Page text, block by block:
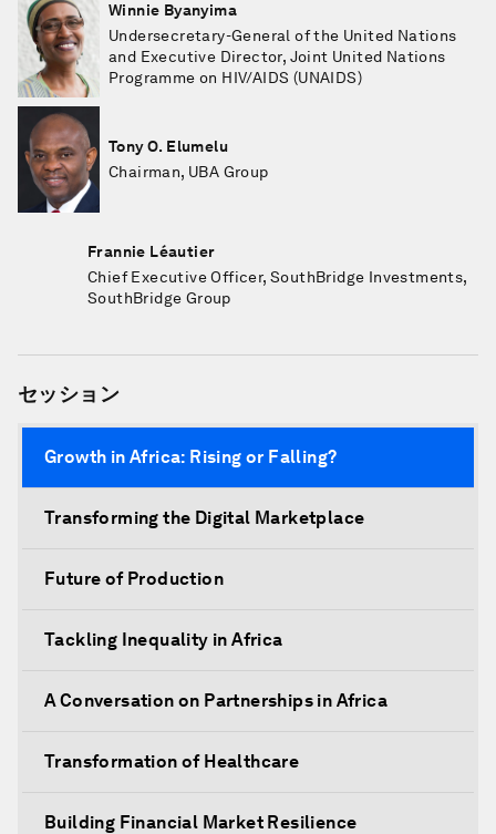
Winnie Byanyima
Undersecretary-General of the United Nations
and Executive Director, Joint United Nations
Programme on HIV/AIDS (UNAIDS)
Tony O. Elumelu
Chairman, UBA Group
Frannie Léautier
Chief Executive Officer, SouthBridge Investments,
SouthBridge Group
セッション
Growth in Africa: Rising or Falling?
Transforming the Digital Marketplace
Future of Production
Tackling Inequality in Africa
A Conversation on Partnerships in Africa
Transformation of Healthcare
Building Financial Market Resilience